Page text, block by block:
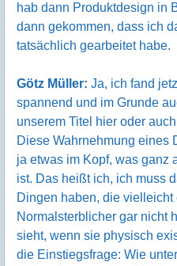
hab dann Produktdesign in
dann gekommen, dass ich
tatsächlich gearbeitet habe.
Götz Müller: Ja, ich fand
spannend und im Grunde
unserem Titel hier oder
Diese Wahrnehmung eines
ja etwas im Kopf, was ganz
ist. Das heißt ich, ich muss
Dingen haben, die
Normalsterblicher gar nicht
sieht, wenn sie physisch
die Einstiegsfrage: Wie